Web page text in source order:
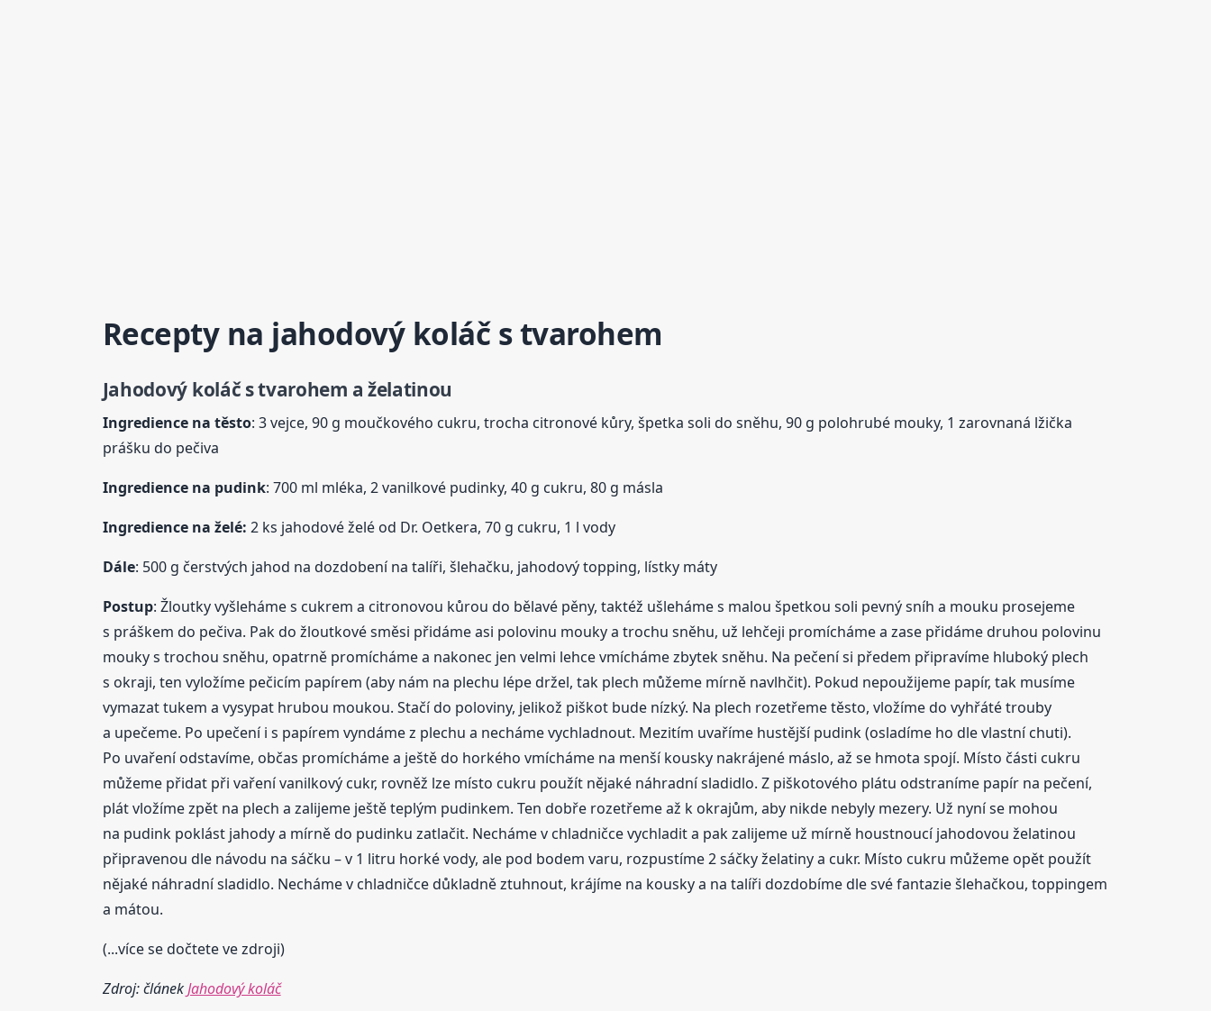
Recepty na jahodový koláč s tvarohem
Jahodový koláčs tvarohem a želatinou
Ingredience na těsto: 3 vejce, 90 g moučkového cukru, trocha citronové kůry, špetka soli do sněhu, 90 g polohrubé mouky, 1 zarovnaná lžička
prášku do pečiva
Ingredience na pudink: 700 ml mléka, 2 vanilkové pudinky, 40 g cukru, 80 g másla
Ingredience na želé: 2 ks jahodové želé od Dr. Oetkera, 70 g cukru, 1 l vody
Dále: 500 g čerstvých jahod na dozdobení na talíři, šlehačku, jahodový topping, lístky máty
Postup: Žloutky vyšleháme s cukrem a citronovou kůrou do bělavé pěny, taktéž ušleháme s malou špetkou soli pevný sníh a mouku prosejeme
s práškem do pečiva. Pak do žloutkové směsi přidáme asi polovinu mouky a trochu sněhu, už lehčeji promícháme a zase přidáme druhou polovinu
mouky s trochou sněhu, opatrně promícháme a nakonec jen velmi lehce vmícháme zbytek sněhu. Na pečení si předem připravíme hluboký plech
s okraji, ten vyložíme pečicím papírem (aby nám na plechu lépe držel, tak plech můžeme mírně navlhčit). Pokud nepoužijeme papír, tak musíme
vymazat tukem a vysypat hrubou moukou. Stačí do poloviny, jelikož piškot bude nízký. Na plech rozetřeme těsto, vložíme do vyhřáté trouby
a upečeme. Po upečení i s papírem vyndáme z plechu a necháme vychladnout. Mezitím uvaříme hustější pudink (osladíme ho dle vlastní chuti).
Po uvaření odstavíme, občas promícháme a ještě do horkého vmícháme na menší kousky nakrájené máslo, až se hmota spojí. Místo části cukru
můžeme přidat při vaření vanilkový cukr, rovněž lze místo cukru použít nějaké náhradní sladidlo. Z piškotového plátu odstraníme papír na pečení,
plát vložíme zpět na plech a zalijeme ještě teplým pudinkem. Ten dobře rozetřeme až k okrajům, aby nikde nebyly mezery. Už nyní se mohou
na pudink poklást jahody a mírně do pudinku zatlačit. Necháme v chladničce vychladit a pak zalijeme už mírně houstnoucí jahodovou želatinou
připravenou dle návodu na sáčku – v 1 litru horké vody, ale pod bodem varu, rozpustíme 2 sáčky želatiny a cukr. Místo cukru můžeme opět použít
nějaké náhradní sladidlo. Necháme v chladničce důkladně ztuhnout, krájíme na kousky a na talíři dozdobíme dle své fantazie šlehačkou, toppingem
a mátou.
(...více se dočtete ve zdroji)
Zdroj: článekJahodový koláč